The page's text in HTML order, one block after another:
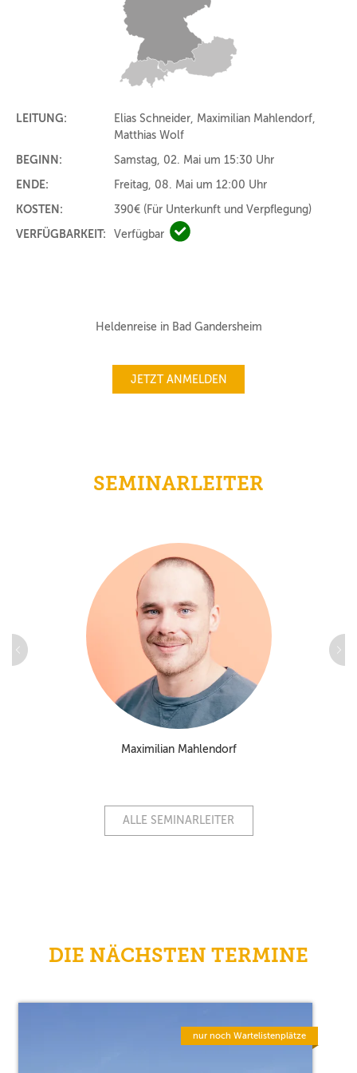
LEITUNG:
Elias Schneider, Maximilian Mahlendorf,
Matthias Wolf
BEGINN:
Samstag, 02. Mai um 15:30 Uhr
ENDE:
Freitag, 08. Mai um 12:00 Uhr
KOSTEN:
390€ (Für Unterkunft und Verpflegung)
VERFÜGBARKEIT:
Verfügbar Verfügbar
Heldenreise in Bad Gandersheim
JETZT ANMELDEN
SEMINARLEITER
Maximilian Mahlendorf
ALLE SEMINARLEITER
DIE NÄCHSTEN TERMINE
nur noch Wartelistenplätze